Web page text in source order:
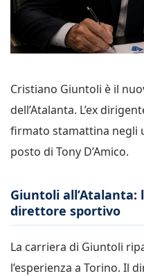
Cristiano Giuntoli è il
dell’Atalanta. L’ex
firmato stamattina negli
posto di Tony D’Amico.
Giuntoli all’Atalanta:
direttore sportivo
La carriera di Giuntoli
l’esperienza a Torino. Il